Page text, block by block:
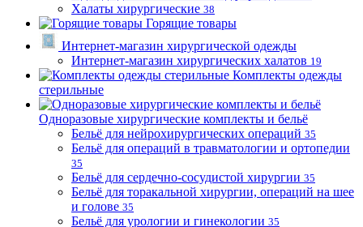
Халаты хирургические 38
Горящие товары
Интернет-магазин хирургической одежды
Интернет-магазин хирургических халатов 19
Комплекты одежды
стерильные
Одноразовые хирургические комплекты и бельё
Бельё для нейрохирургических операций 35
Бельё для операций в травматологии и ортопедии
35
Бельё для сердечно-сосудистой хирургии 35
Бельё для торакальной хирургии, операций на шее
и голове 35
Бельё для урологии и гинекологии 35